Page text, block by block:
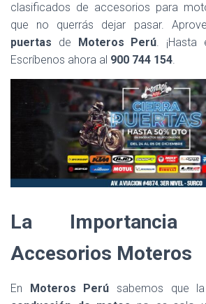
clasificados de accesorios para
que no querrás dejar pasar.
puertas de Moteros Perú. ¡Hasta
Escríbenos ahora al 900 744 154.
La
Accesorios Moteros
En Moteros Perú sabemos que la